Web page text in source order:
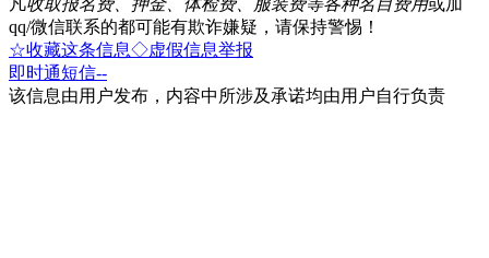
qq/微信联系的都可能有欺诈嫌疑，请保持警惕！
☆收藏这条信息◇虚假信息举报
即时通短信--
该信息由用户发布，内容中所涉及承诺均由用户自行负责